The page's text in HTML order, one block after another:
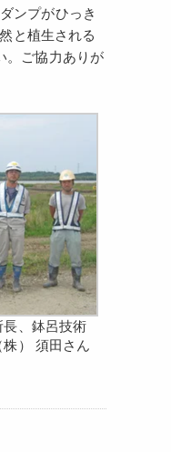
ンプがひっき
と植生される
。ご協力ありが
、鉢呂技術
） 須田さん